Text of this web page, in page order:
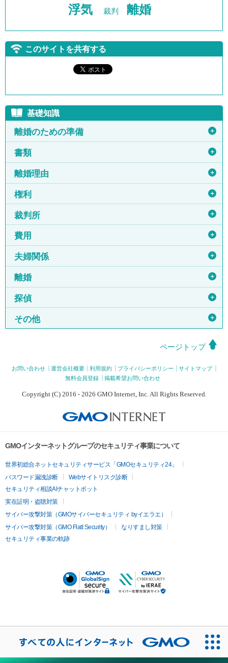
浮気 裁判 離婚
このサイトを共有する
基礎知識
離婚のための準備 ＋
書類 ＋
離婚理由 ＋
権利 ＋
裁判所 ＋
費用 ＋
夫婦関係 ＋
離婚 ＋
探偵 ＋
その他 ＋
ページトップ
お問い合わせ 運営会社概要 利用規約 プライバシーポリシー
サイトマップ
無料会員登録
掲載希望お問い合わせ
Copyright (C) 2016 - 2026 GMO Internet, Inc. All Rights Reserved.
GMOインターネットグループのセキュリティ事業について
世界初総合ネットセキュリティサービス「GMOセキュリティ24」
パスワード漏洩診断
Webサイトリスク診断
セキュリティ相談AIチャットボット
実在証明・盗聴対策
サイバー攻撃対策（GMOサイバーセキュリティ byイエラエ）
サイバー攻撃対策（GMO Flatt Security）
なりすまし対策
セキュリティ事業の軌跡